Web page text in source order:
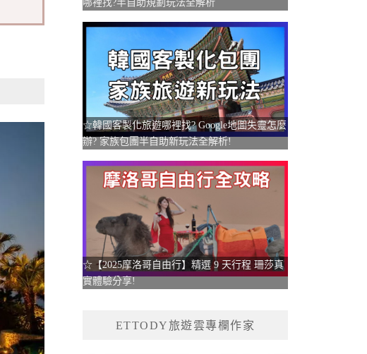
哪裡找?半自助規劃玩法全解析
☆韓國客製化旅遊哪裡找? Google地圖失靈怎麼
辦? 家族包團半自助新玩法全解析!
☆【2025摩洛哥自由行】精選 9 天行程 珊莎真
實體驗分享!
ETTODY旅遊雲專欄作家